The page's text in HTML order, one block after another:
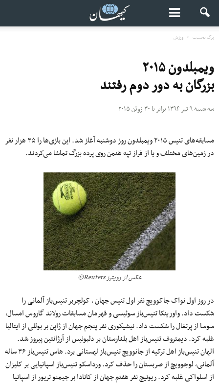
برگ نخست ورزش
ویمبلدون ۲۰۱۵
بزرگان به دور دوم رفتند
سه شنبه ۹ تیر ۱۳۹۴ برابر با ۳۰ ژوئن ۲۰۱۵
مسابقه‌های تنیس ۲۰۱۵ ویمبلدون روز دوشنبه آغاز شد. این با‌زی‌ها را ۳۵ هزار نفر
در زمین‌های مختلف و یا از فراز تپه هنمن روی پرده بزرگ تماشا می‌کردند.
عکس از رویترز Reuters©
در روز اول نواک جاکوویچ نفر اول تنیس جهان ، کولچربر تنیس‌باز آلمانی را
شکست داد. واورینکا تنیس‌باز سوئیسی و قهرمان مسابقات رولاند گاروس امسال،
سوسا از پرتغال را شکست داد. نیشیکوری نفر پنجم جهان از ژاپن بر بوللی از ایتالیا
غلبه کرد. دیمتروف تنیس‌باز اهل بلغارستان بر دلبونیس از آرژانتین پیروز شد.
الهان تنیس‌باز اهل ترکیه از جانوویچ تنیس‌باز لهستانی برد. هاس تنیس‌باز ۳۶ ساله
آلمانی، لوجوویچ از صربستان را حذف کرد. ورداسکو تنیس‌باز اسپانیایی بر کلیزان
از اسلواکی غلبه کرد. ریونیچ نفر هفتم جهان از کانادا بر جیمنو تریور از اسپانیا